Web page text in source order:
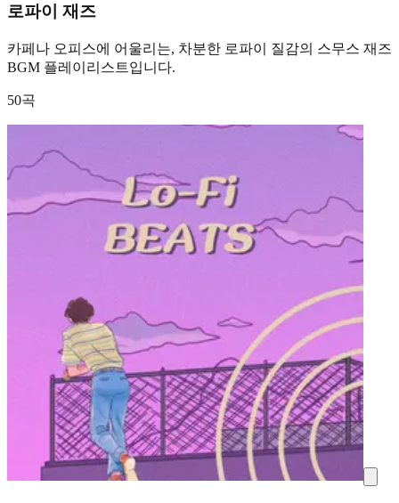
로파이 재즈
카페나 오피스에 어울리는, 차분한 로파이 질감의 스무스 재즈
BGM 플레이리스트입니다.
50곡